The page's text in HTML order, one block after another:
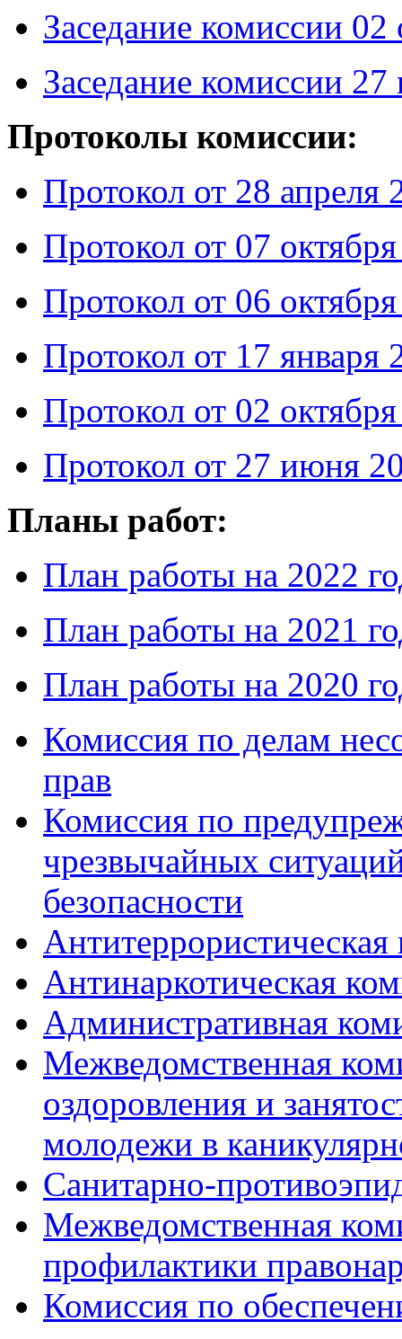
Заседание комиссии 02
Заседание комиссии
Протоколы комиссии:
Протокол от 28 апреля
Протокол от 07
Протокол от 06
Протокол от 17 января
Протокол от 02
Протокол от 27 июня
Планы работ:
План работы на 2022
План работы на 2021
План работы на 2020
Комиссия по делам
прав
Комиссия по
чрезвычайных
безопасности
Антитеррористическая
Антинаркотическая
Административная
Межведомственная
оздоровления и
молодежи в
Санитарно-
Межведомственная
профилактики
Комиссия по